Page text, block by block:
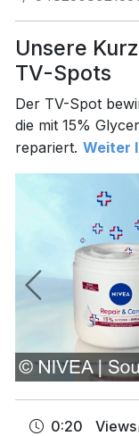
Unsere
TV-Spots
Der TV-Spot
die mit 15%
repariert. Weiter
0:20
Views